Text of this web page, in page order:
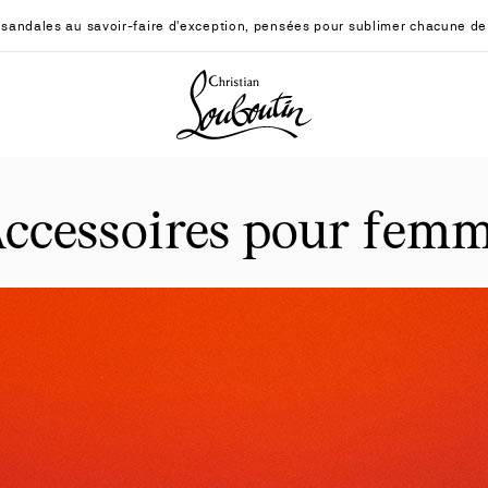
au savoir-faire d'exception, pensées pour sublimer chacune de
Christian Louboutin - Accueil
pour